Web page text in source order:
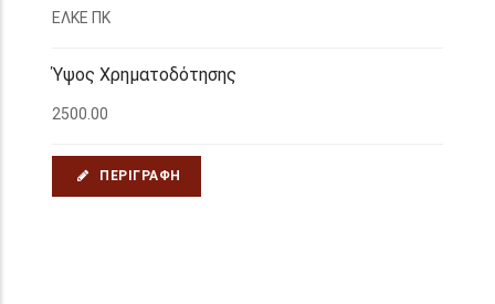
ΕΛΚΕ ΠΚ
Ύψος Χρηματοδότησης
2500.00
ΠΕΡΙΓΡΑΦΉ